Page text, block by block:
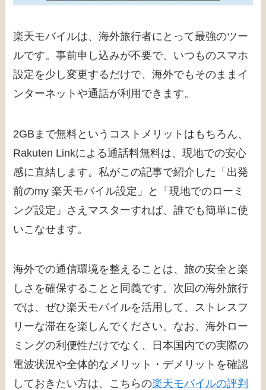
楽天モバイルは、海外旅行者にとって最強のツー
ルです。事前申し込みが不要で、いつものスマホ
設定を少し変更するだけで、海外でもそのままイ
ンターネットや通話が利用できます。
2GBまで無料というコストメリットはもちろん、
Rakuten Linkによる通話料無料は、現地での安心
感に直結します。私がこの記事で紹介した「出発
前のmy 楽天モバイル設定」と「現地でのローミ
ング設定」さえマスターすれば、誰でも簡単に使
いこなせます。
海外での通信環境を整えることは、旅の安全と楽
しさを確保することと同義です。次回の海外旅行
では、ぜひ楽天モバイルを活用して、ストレスフ
リーな滞在を楽しんでください。なお、海外ロー
ミングの利便性だけでなく、日本国内での実際の
電波状況や全体的なメリット・デメリットを確認
しておきたい方は、こちらの楽天モバイルの評判